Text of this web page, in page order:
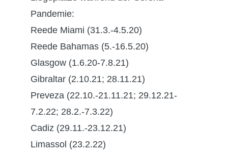
Pandemie:
Reede Miami (31.3.-4.5.20)
Reede Bahamas (5.-16.5.20)
Glasgow (1.6.20-7.8.21)
Gibraltar (2.10.21; 28.11.21)
Preveza (22.10.-21.11.21; 29.12.21-
7.2.22; 28.2.-7.3.22)
Cadiz (29.11.-23.12.21)
Limassol (23.2.22)